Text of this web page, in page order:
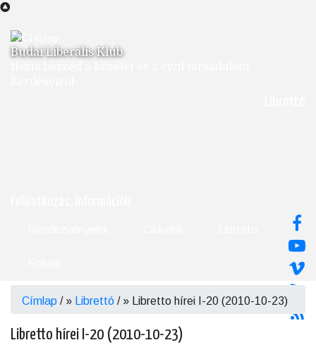
Ugrás
tartalomra
Budai Liberális Klub
Morzsa
Címlap / Librettó / Libretto hírei I-20 (2010-10-23)
Libretto hírei I-20 (2010-10-23)